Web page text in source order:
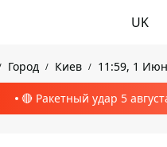
UK
Город Киев 11:59, 1
🔴 Ракетный удар 5